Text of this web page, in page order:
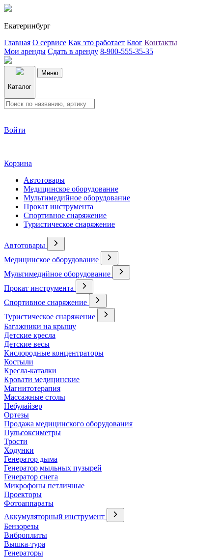
Екатеринбург
Главная О сервисе Как это работает Блог Контакты
Мои аренды Сдать в аренду 8-900-555-35-35
Каталог
Меню
Войти
Корзина
Автотовары
Медицинское оборудование
Мультимедийное оборудование
Прокат инструмента
Спортивное снаряжение
Туристическое снаряжение
Автотовары
Медицинское оборудование
Мультимедийное оборудование
Прокат инструмента
Спортивное снаряжение
Туристическое снаряжение
Багажники на крышу
Детские кресла
Детские весы
Кислородные концентраторы
Костыли
Кресла-каталки
Кровати медицинские
Магнитотерапия
Массажные столы
Небулайзер
Ортезы
Продажа медицинского оборудования
Пульсоксиметры
Трости
Ходунки
Генератор дыма
Генератор мыльных пузырей
Генератор снега
Микрофоны петличные
Проекторы
Фотоаппараты
Аккумуляторный инструмент
Бензорезы
Виброплиты
Вышка-тура
Генераторы